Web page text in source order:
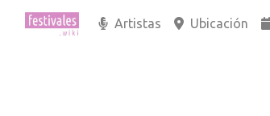
Artistas Ubicación